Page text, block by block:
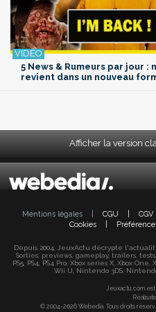
5 News & Rumeurs par jour
revient dans un nouveau
Afficher la version
Mentions légales CGU CGV
Cookies
Depuis 2004, JeuxActu décrypte
Sorties, previews, gameplay, trailers,
PS5, PS4, PS4 Pro, Xbox series X, Xbox
Wii U, Nintendo 3DS, Nintendo
Jeuxactu.com
© 2004-2026 Webedia. Tous droits